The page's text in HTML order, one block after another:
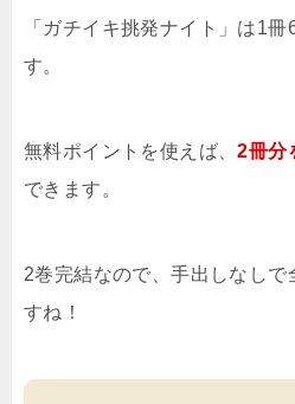
「ガチイキ挑発ナイト」は1
す。
無料ポイントを使えば、2冊分
できます。
2巻完結なので、手出しなし
すね！